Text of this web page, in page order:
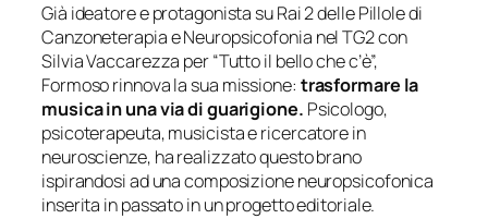
Già ideatore e protagonista su Rai 2 delle Pillole di
Canzoneterapia e Neuropsicofonia nel TG2 con
Silvia Vaccarezza per “Tutto il bello che c’è”,
Formoso rinnova la sua missione: trasformare la
musica in una via di guarigione. Psicologo,
psicoterapeuta, musicista e ricercatore in
neuroscienze, ha realizzato questo brano
ispirandosi ad una composizione neuropsicofonica
inserita in passato in un progetto editoriale.